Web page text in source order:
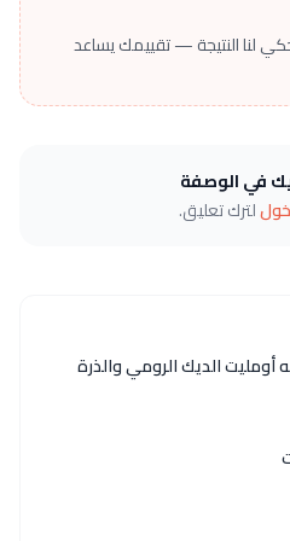
لنا النتيجة — تقييمك يساعد
في الوصفة
لترك تعليق.
الديك الرومي والذرة